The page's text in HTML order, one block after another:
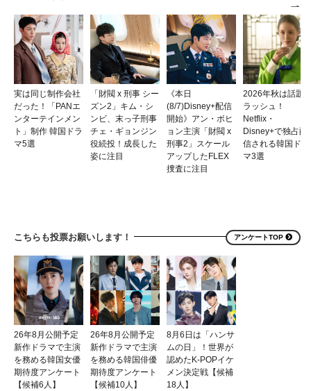
実は同じ制作会社
だった！「PANエ
ンターテインメン
ト」制作 韓国ドラ
マ5選
「財閥 x 刑事 シー
ズン2」キム・シ
ンビ、末っ子刑事
チェ・ギョンジン
役続投！成長した
姿に注目
《本日
(8/7)Disney+配信
開始》アン・ボヒ
ョン主演「財閥 x
刑事2」スケール
アップしたFLEX
捜査に注目
2026年秋は話題
ラッシュ！
Netflix・
Disney+で独占配
信される韓国ドラ
マ3選
こちらも投票お願いします！ アンケートTOP
26年8月公開予定
新作ドラマで主演
を務める韓国女優
期待度アンケート
【候補6人】
26年8月公開予定
新作ドラマで主演
を務める韓国俳優
期待度アンケート
【候補10人】
8月6日は「ハンサ
ムの日」！世界が
認めたK-POPイケ
メン決定戦【候補
18人】